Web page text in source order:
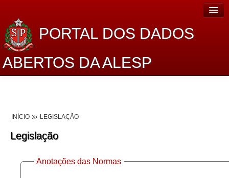
PORTAL DOS DADOS
ABERTOS DA ALESP
Dados Abertos Alesp
Lei de Acesso à Informação
Dados Governamentais Abertos
INÍCIO LEGISLAÇÃO
Legislação
Anotações das Normas